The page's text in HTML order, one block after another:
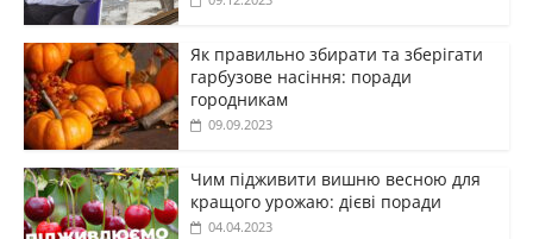
Як правильно збирати та зберігати
гарбузове насіння: поради
городникам
09.09.2023
Чим підживити вишню весною для
кращого урожаю: дієві поради
04.04.2023